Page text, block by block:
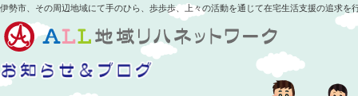
伊勢市、その周辺地域にて手のひら、歩歩歩、上々の活動を通じて在宅生活支援の追求を